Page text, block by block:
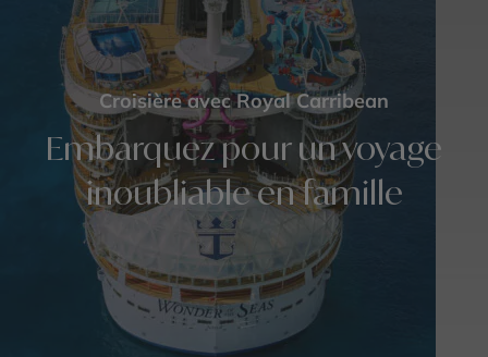
Croisière avec Royal Carribean
Embarquez pour un voyage
inoubliable en famille